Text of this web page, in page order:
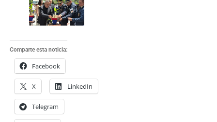
Comparte esta noticia:
Facebook
X LinkedIn
Telegram